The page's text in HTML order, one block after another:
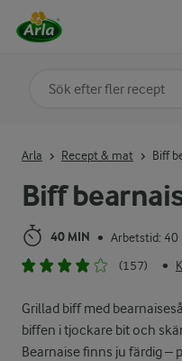
Biff
40 MIN • Arbetstid: 40
(157)
•
Grillad biff med
biffen i tjockare bit och
Bearnaise finns ju färdig –
Arla Recept & mat Biff
Sök på kategori eller